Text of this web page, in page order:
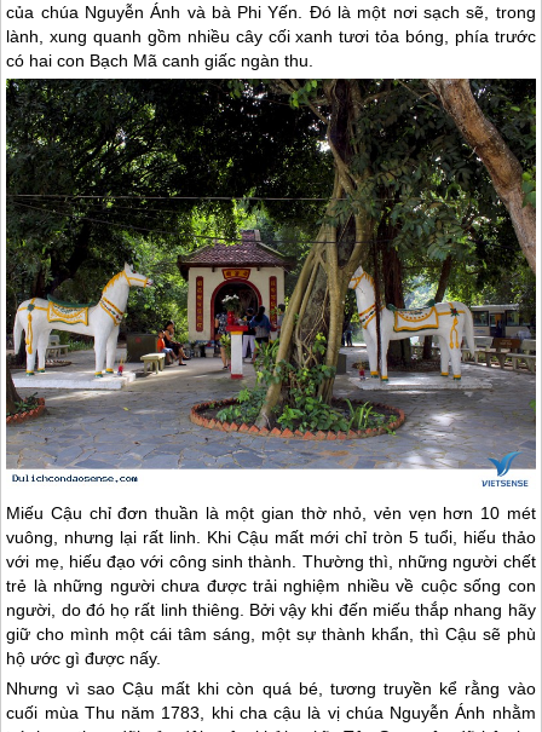
của chúa Nguyễn Ánh và bà Phi Yến. Đó là một nơi sạch sẽ, trong
lành, xung quanh gồm nhiều cây cối xanh tươi tỏa bóng, phía trước
có hai con Bạch Mã canh giấc ngàn thu.
Miếu Cậu chỉ đơn thuần là một gian thờ nhỏ, vẻn vẹn hơn 10 mét
vuông, nhưng lại rất linh. Khi Cậu mất mới chỉ tròn 5 tuổi, hiếu thảo
với mẹ, hiếu đạo với công sinh thành. Thường thì, những người chết
trẻ là những người chưa được trải nghiệm nhiều về cuộc sống con
người, do đó họ rất linh thiêng. Bởi vậy khi đến miếu thắp nhang hãy
giữ cho mình một cái tâm sáng, một sự thành khẩn, thì Cậu sẽ phù
hộ ước gì được nấy.
Nhưng vì sao Cậu mất khi còn quá bé, tương truyền kể rằng vào
cuối mùa Thu năm 1783, khi cha cậu là vị chúa Nguyễn Ánh nhằm